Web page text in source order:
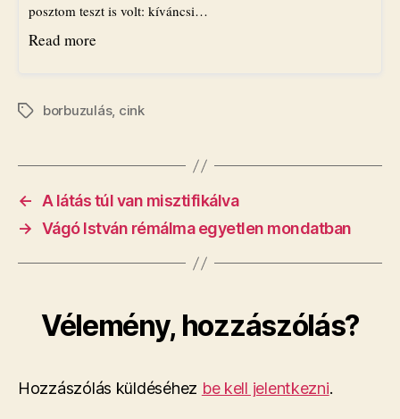
posztom teszt is volt: kíváncsi…
Read more
Címkékborbuzulás, cink
← ​A látás túl van misztifikálva
→ Vágó István rémálma egyetlen mondatban
Vélemény, hozzászólás?
Hozzászólás küldéséhez be kell jelentkezni.